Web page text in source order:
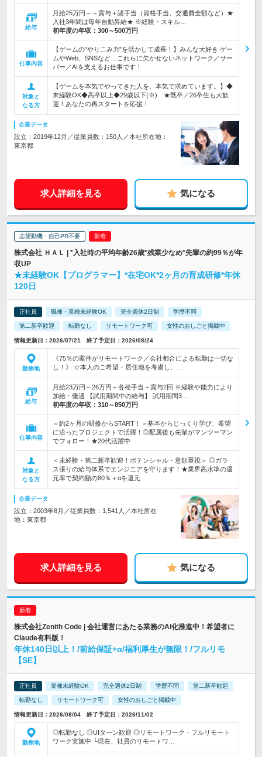
給与
月給25万円～＋賞与＋諸手当（資格手当、交通費全額など）★
入社3年間は毎年自動昇給★ ※経験・スキル…
初年度の年収： 300～500万円
仕事内容
【ゲームの"やりこみ力"を活かして成長！】みんな大好き ゲー
ムやWeb、SNSなど…これらに欠かせないネットワーク／サー
バー／AIを支えるお仕事です！
対象と
なる方
【ゲームを本気でやってきた人を、本気で求めています。】◆
未経験OK◆高卒以上◆29歳以下(※) ★既卒／26卒生も大歓
迎！あなたの再スタートを応援！
企業データ
設立：2019年12月／従業員数：150人／本社所在地：
東京都
求人詳細を見る 気になる
志望動機・自己PR不要
株式会社 ＨＡＬ | *入社時の平均年齢26歳*残業少なめ*先輩の約99％が年
収UP
★未経験OK【プログラマー】*在宅OK*2ヶ月の育成研修*年休
120日
正社員 職種・業種未経験OK 完全週休2日制 学歴不問
第二新卒歓迎 転勤なし リモートワーク可 女性のおしごと掲載中
情報更新日：2026/07/21 終了予定日：2026/08/24
勤務地
《75％の案件がリモートワーク／会社都合による転勤は一切な
し！》 ☆本人のご希望・居住地を考慮し、…
給与
月給23万円～26万円＋各種手当＋賞与2回 ※経験や能力により
加給・優遇 【試用期間中の給与】 試用期間3…
初年度の年収： 310～850万円
仕事内容
＜約2ヶ月の研修からSTART！＞基本からじっくり学び、希望
に沿ったプロジェクトで活躍！◎配属後も先輩がマンツーマン
でフォロー！★20代活躍中
対象と
なる方
＜未経験・第二新卒歓迎！ポテンシャル・意欲重視＞ ◎ガラ
ス張りの給与体系でエンジニアを守ります！★業界高水準の還
元率で契約額の80％＋αを還元
企業データ
設立：2003年8月／従業員数：1,541人／本社所在
地：東京都
求人詳細を見る 気になる
株式会社Zenith Code | 会社運営にあたる業務のAI化推進中！希望者に
Claude有料版！
年休140日以上！/前給保証+α/福利厚生が無限！/フルリモ
【SE】
正社員 業種未経験OK 完全週休2日制 学歴不問 第二新卒歓迎
転勤なし リモートワーク可 女性のおしごと掲載中
情報更新日：2026/08/04 終了予定日：2026/11/02
勤務地
◎転勤なし ◎UIターン歓迎 ◎リモートワーク・フルリモート
ワーク実施中 └現在、社員のリモートワ…